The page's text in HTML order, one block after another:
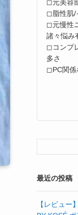
◻︎元美容
◻︎脂性肌/
◻︎元慢性
諸々悩み
◻︎コンプ
多さ
◻︎PC関
最近の投稿
【レビュー